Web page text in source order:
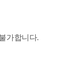
가합니다.